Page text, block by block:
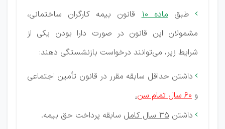
 طبقماده 10 قانون بیمه کارگران ساختمانی،
مشمولان این قانون در صورت دارا بودن یکی از
شرایط زیر، می‌توانند درخواست بازنشستگی دهند:
 داشتن حداقل سابقه مقرر در قانون تأمین اجتماعی
و 60 سال تمام‌ سن‌ .
 داشتن 35 سال كامل سابقه پرداخت حق بیمه‌.